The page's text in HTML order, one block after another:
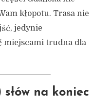
kłopotu. Trasa nie
jedynie
miejscami trudna dla
na koniec